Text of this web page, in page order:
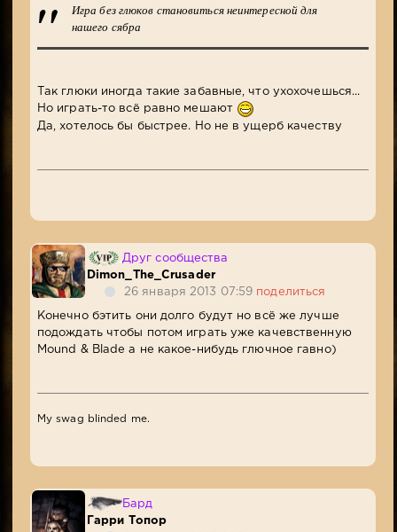
Игра без глюков становиться неинтересной для
нашего сябра
Так глюки иногда такие забавные, что ухохочешься...
Но играть-то всё равно мешают
Да, хотелось бы быстрее. Но не в ущерб качеству
Друг сообщества
Dimon_The_Crusader
26 января 2013 07:59 поделиться
Конечно бэтить они долго будут но всё же лучше
подождать чтобы потом играть уже качевственную
Mound & Blade а не какое-нибудь глючное гавно)
My swag blinded me.
Бард
Гарри Топор